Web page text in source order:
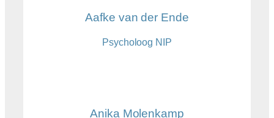
Aafke van der Ende
Psycholoog NIP
Anika Molenkamp